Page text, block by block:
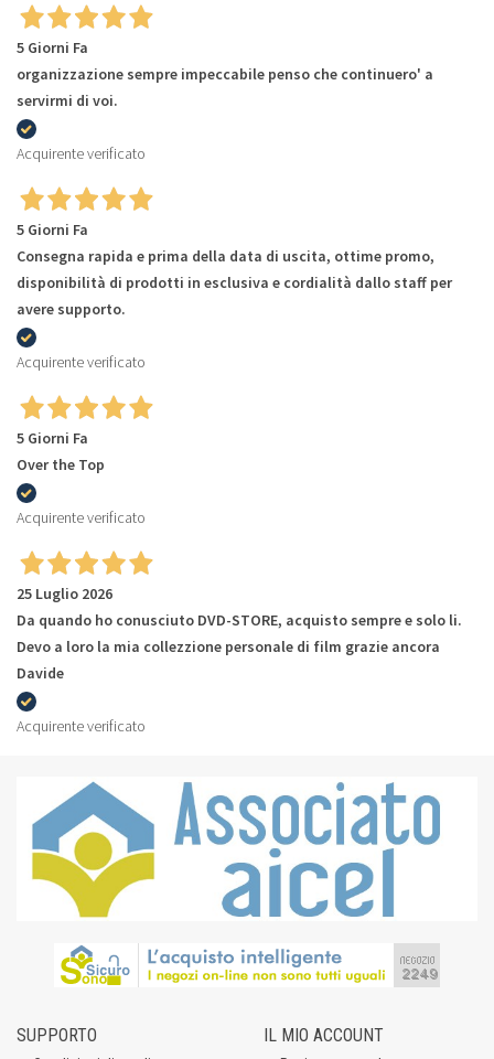
5 Giorni Fa
organizzazione sempre impeccabile penso che continuero' a
servirmi di voi.
Acquirente verificato
5 Giorni Fa
Consegna rapida e prima della data di uscita, ottime promo,
disponibilità di prodotti in esclusiva e cordialità dallo staff per
avere supporto.
Acquirente verificato
5 Giorni Fa
Over the Top
Acquirente verificato
25 Luglio 2026
Da quando ho conusciuto DVD-STORE, acquisto sempre e solo li.
Devo a loro la mia collezzione personale di film grazie ancora
Davide
Acquirente verificato
SUPPORTO IL MIO ACCOUNT